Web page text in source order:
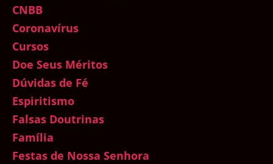
CNBB
Coronavírus
Cursos
Doe Seus Méritos
Dúvidas de Fé
Espiritismo
Falsas Doutrinas
Família
Festas de Nossa Senhora